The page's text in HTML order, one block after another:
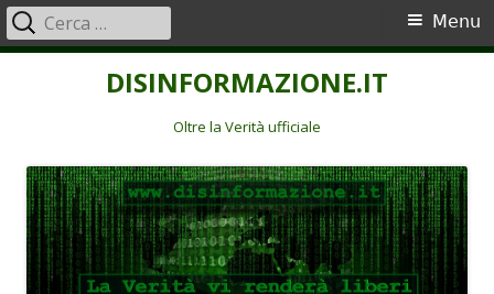
DISINFORMAZIONE.IT
Oltre la Verità ufficiale
Menu
principale
Menu
Ricerca
per: